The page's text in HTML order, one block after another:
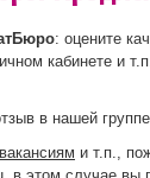
: оцените
кабинете и
в нашей группе
вакансиям и т.п.,